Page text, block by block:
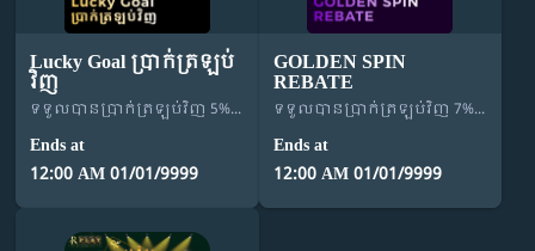
បាញ់ត្រី
ឆ្នោត
04
កាស៊ីណូអេឡិចត្រូនិក
ការផ្តល់ជូន
ការប្រកួត
Lucky Goal ប្រាក់ត្រឡប់
វិញ
ទទួលបានប្រាក់ត្រឡប់វិញ 5% ដោយស្វ័យប្រវត្ត
Ends at
12:00 AM 01/01/9999
GOLDEN SPIN
REBATE
ទទួលបានប្រាក់ត្រឡប់វិញ 7% ដោយស្វ័យប្រវត្តិពីស្លុត
Ends at
12:00 AM 01/01/9999